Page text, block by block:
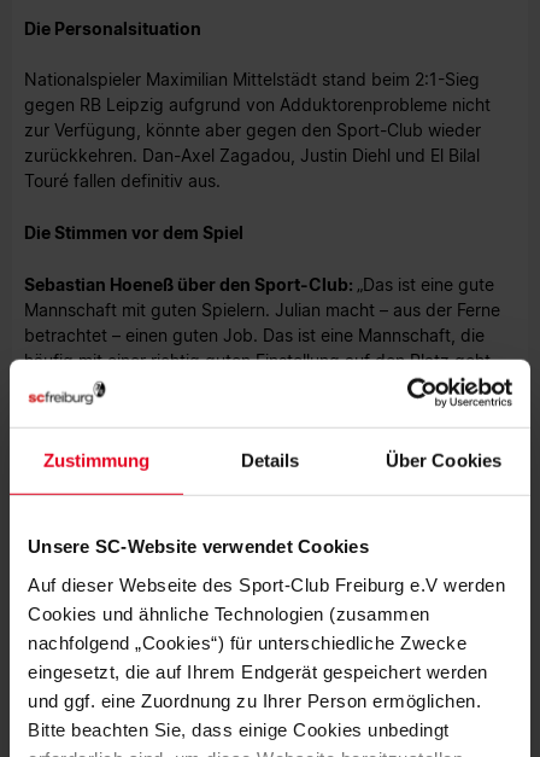
Zustimmung Details Über Cookies
Unsere SC-Website verwendet Cookies
Auf dieser Webseite des Sport-Club Freiburg e.V werden
Cookies und ähnliche Technologien (zusammen
nachfolgend „Cookies“) für unterschiedliche Zwecke
eingesetzt, die auf Ihrem Endgerät gespeichert werden
und ggf. eine Zuordnung zu Ihrer Person ermöglichen.
Bitte beachten Sie, dass einige Cookies unbedingt
Die Personalsituation
Nationalspieler Maximilian Mittelstädt stand beim 2:1-Sieg
gegen RB Leipzig aufgrund von Adduktorenprobleme nicht
zur Verfügung, könnte aber gegen den Sport-Club wieder
zurückkehren. Dan-Axel Zagadou, Justin Diehl und El Bilal
Touré fallen definitiv aus.
Die Stimmen vor dem Spiel
Sebastian Hoeneß über den Sport-Club: „Das ist eine gute
Mannschaft mit guten Spielern. Julian macht – aus der Ferne
betrachtet – einen guten Job. Das ist eine Mannschaft, die
häufig mit einer richtig guten Einstellung auf den Platz geht
und richtig bereit ist, dort Kilometer zu fressen.“
stabilisiert und wiedergefunden. Da sind viele Abläufe, die sie
Herausforderung.“
Foto: Getty Images via DFL